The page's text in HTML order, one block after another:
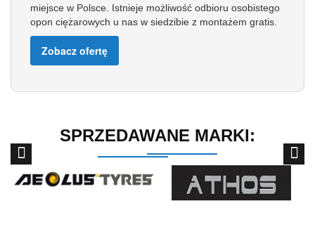
miejsce w Polsce. Istnieje możliwość odbioru osobistego
opon ciężarowych u nas w siedzibie z montażem gratis.
Zobacz ofertę
SPRZEDAWANE MARKI: